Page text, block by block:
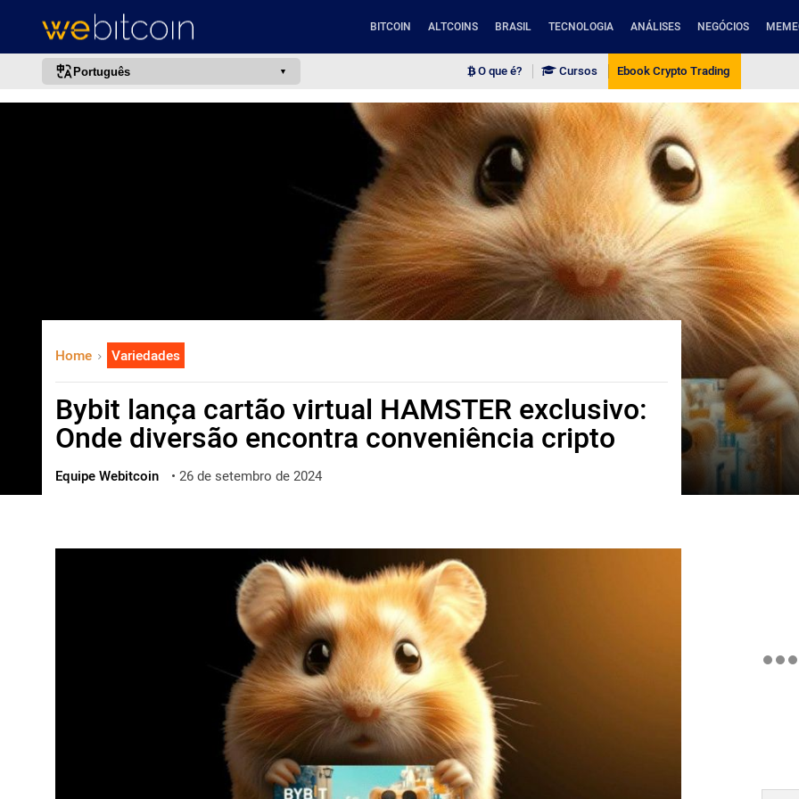
BITCOIN ALTCOINS BRASIL TECNOLOGIA ANÁLISES NEGÓCIOS
Português
한국어
العربية
ไทย
ქართული
O que é? Cursos Ebook Crypto Trading
Home Variedades
Bybit lança cartão virtual HAMSTER exclusivo:
Onde diversão encontra conveniência cripto
Equipe Webitcoin • 26 de setembro de 2024